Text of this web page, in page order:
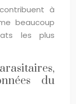
à
beaucoup
les plus
du